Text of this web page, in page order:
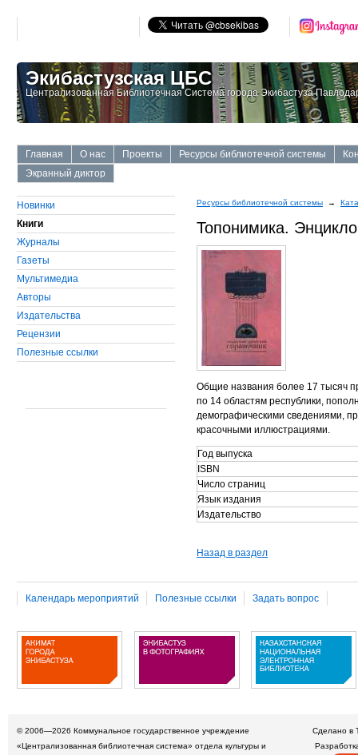
Экибастузская ЦБС
Централизованная Библиотечная Система города Экибастуза
Главная О нас Проекты Ресурсы библиотечной системы
Экранный диктор
Новинки
Книги
Журналы
Газеты
Мультимедиа
Авторы
Издательства
Рецензии
Полезные ссылки
Ресурсы библиотечной системы →
Топонимика.
Общие названия более 17 тысяч
по 14 областям республики,
демографическими сведениями,
красочными иллюстрациями.
Год выпуска
ISBN
Число страниц
Язык издания
Издательство
Назад в раздел
Календарь мероприятий Полезные ссылки Задать вопрос
© 2006—2026 Коммунальное государственное учреждение
«Централизованная библиотечная система» отдела культуры и
Сделано в